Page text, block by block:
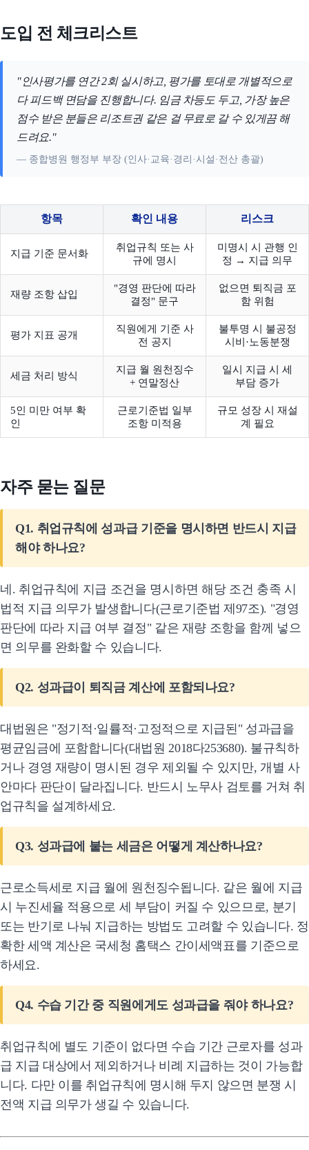
도입 전 체크리스트
"인사평가를 연간 2회 실시하고, 평가를 토대로 개별적으로
다 피드백 면담을 진행합니다. 임금 차등도 두고, 가장 높은
점수 받은 분들은 리조트권 같은 걸 무료로 갈 수 있게끔 해
드려요."
— 종합병원 행정부 부장 (인사·교육·경리·시설·전산 총괄)
항목 확인 내용 리스크
지급 기준 문서화
취업규칙 또는 사
규에 명시
미명시 시 관행 인
정 → 지급 의무
재량 조항 삽입
"경영 판단에 따라
결정" 문구
없으면 퇴직금 포
함 위험
평가 지표 공개
직원에게 기준 사
전 공지
불투명 시 불공정
시비·노동분쟁
세금 처리 방식
지급 월 원천징수
+ 연말정산
일시 지급 시 세
부담 증가
5인 미만 여부 확
인
근로기준법 일부
조항 미적용
규모 성장 시 재설
계 필요
자주 묻는 질문
Q1. 취업규칙에 성과급 기준을 명시하면 반드시 지급
해야 하나요?
네. 취업규칙에 지급 조건을 명시하면 해당 조건 충족 시
법적 지급 의무가 발생합니다(근로기준법 제97조). "경영
판단에 따라 지급 여부 결정" 같은 재량 조항을 함께 넣으
면 의무를 완화할 수 있습니다.
Q2. 성과급이 퇴직금 계산에 포함되나요?
대법원은 "정기적·일률적·고정적으로 지급된" 성과급을
평균임금에 포함합니다(대법원 2018다253680). 불규칙하
거나 경영 재량이 명시된 경우 제외될 수 있지만, 개별 사
안마다 판단이 달라집니다. 반드시 노무사 검토를 거쳐 취
업규칙을 설계하세요.
Q3. 성과급에 붙는 세금은 어떻게 계산하나요?
근로소득세로 지급 월에 원천징수됩니다. 같은 월에 지급
시 누진세율 적용으로 세 부담이 커질 수 있으므로, 분기
또는 반기로 나눠 지급하는 방법도 고려할 수 있습니다. 정
확한 세액 계산은 국세청 홈택스 간이세액표를 기준으로
하세요.
Q4. 수습 기간 중 직원에게도 성과급을 줘야 하나요?
취업규칙에 별도 기준이 없다면 수습 기간 근로자를 성과
급 지급 대상에서 제외하거나 비례 지급하는 것이 가능합
니다. 다만 이를 취업규칙에 명시해 두지 않으면 분쟁 시
전액 지급 의무가 생길 수 있습니다.